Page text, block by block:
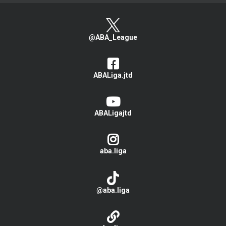
@ABA_League
ABALiga.jtd
ABALigajtd
aba.liga
@aba.liga